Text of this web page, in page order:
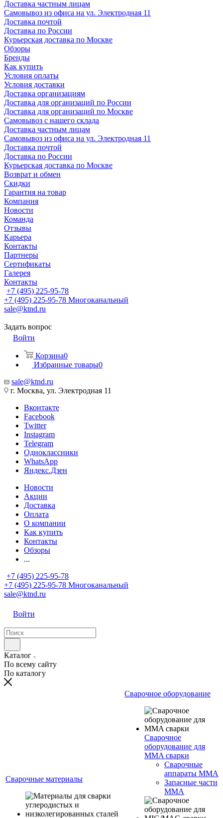
Доставка частным лицам
Самовывоз из офиса на ул. Электродная 11
Доставка почтой
Доставка по России
Курьерская доставка по Москве
Обзоры
Бренды
Как купить
Условия оплаты
Условия доставки
Доставка организациям
Доставка для организаций по России
Доставка для организаций по Москве
Самовывоз с нашего склада
Доставка частным лицам
Самовывоз из офиса на ул. Электродная 11
Доставка почтой
Доставка по России
Курьерская доставка по Москве
Возврат и обмен
Скидки
Гарантия на товар
Компания
Новости
Команда
Отзывы
Карьера
Контакты
Партнеры
Сертификаты
Галерея
Контакты
+7 (495) 225-95-78
+7 (495) 225-95-78 Многоканальный
sale@ktnd.ru
Задать вопрос
Войти
Корзина0
Избранные товары0
sale@ktnd.ru
г. Москва, ул. Электродная 11
Вконтакте
Facebook
Twitter
Instagram
Telegram
Одноклассники
WhatsApp
Яндекс.Дзен
Новости
Акции
Доставка
Оплата
О компании
Как купить
Контакты
Обзоры
...
+7 (495) 225-95-78
+7 (495) 225-95-78 Многоканальный
sale@ktnd.ru
Войти
Каталог
По всему сайту
По каталогу
Сварочные материалы
Сварочное оборудование
Сварочное
оборудование для
MMA сварки
Сварочные
аппараты MMA
Запасные части
MMA